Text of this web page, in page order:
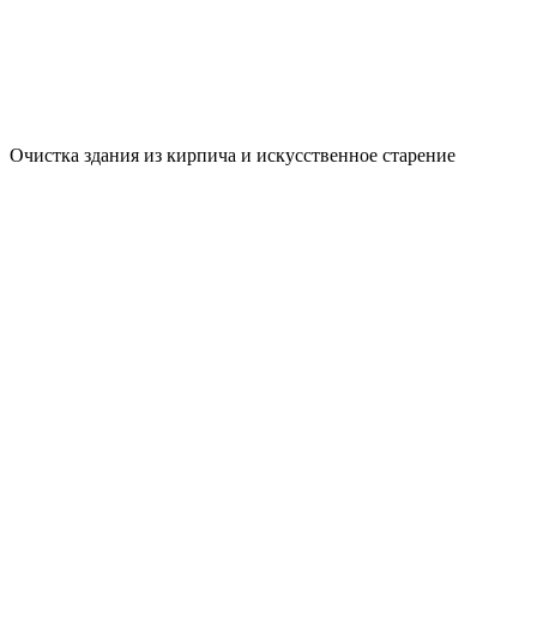
Очистка здания из кирпича и искусственное старение